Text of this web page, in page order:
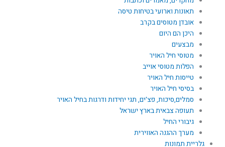
תאונות וארועי בטיחות טיסה
אובדן מטוסים בקרב
היכן הם היום
מבצעים
מטוסי חיל האויר
הפלות מטוסי אוייב
טייסות חיל האויר
בסיסי חיל האויר
סמלים,סיכות, פצ'ים, תגי יחידות ודרגות בחיל האויר
תעופה צבאית בארץ ישראל
גיבורי החיל
מערך ההגנה האווירית
גלריית תמונות